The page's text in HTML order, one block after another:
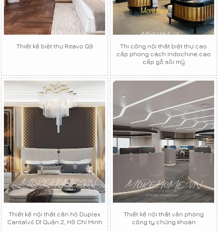
Thiết kế biệt thự Ritavo Q9
Thi công nội thất biệt thự cao
cấp phong cách Indochine cao
cấp gỗ sồi mỹ
Thiết kế nội thất căn hộ Duplex
Cantalvil D1 Quận 2, Hồ Chí Minh
Thiết kế nội thất văn phòng
công ty chứng khoán